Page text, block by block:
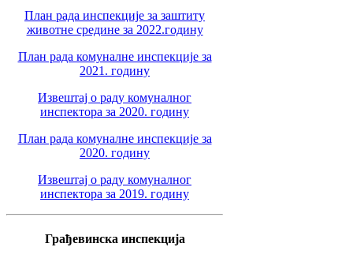
План рада инспекције за заштиту
животне средине за 2022.годину
План рада комуналне инспекције за
2021. годину
Извештај о раду комуналног
инспектора за 2020. годину
План рада комуналне инспекције за
2020. годину
Извештај о раду комуналног
инспектора за 2019. годину
Грађевинска инспекција